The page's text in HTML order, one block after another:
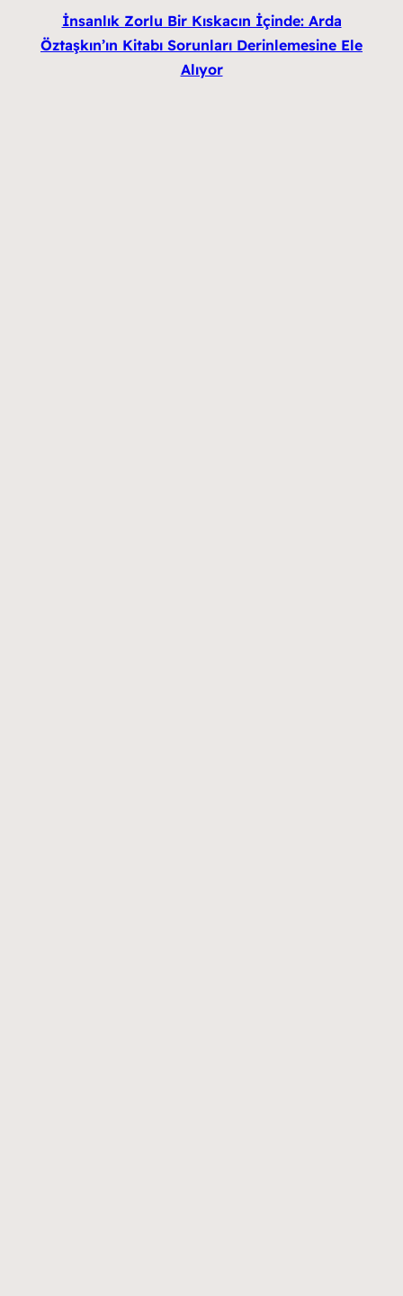
İnsanlık Zorlu Bir Kıskacın İçinde: Arda
Öztaşkın’ın Kitabı Sorunları Derinlemesine Ele
Alıyor